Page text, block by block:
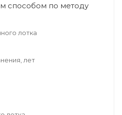
способом по методу
лотка
лет